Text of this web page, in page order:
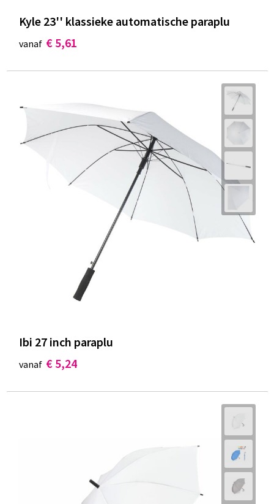
Kyle 23'' klassieke automatische paraplu
vanaf € 5,61
Ibi 27 inch paraplu
vanaf € 5,24